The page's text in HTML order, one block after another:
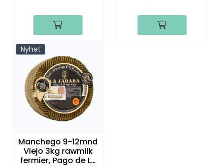
Nyhet
Manchego 9-12mnd
Viejo 3kg rawmilk
fermier, Pago de La